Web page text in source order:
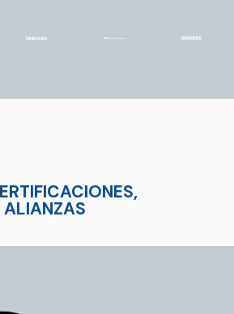
ALIANZAS